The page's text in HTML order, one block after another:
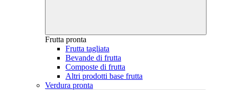
Frutta pronta
Frutta tagliata
Bevande di frutta
Composte di frutta
Altri prodotti base frutta
Verdura pronta